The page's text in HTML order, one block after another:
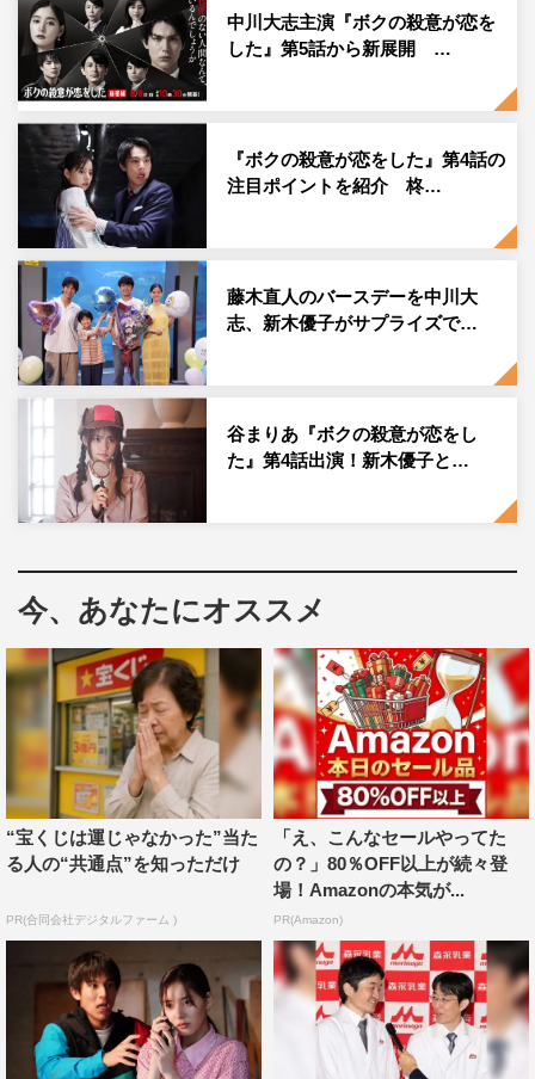
まう、殺意と恋が入り混じるスリリング・ラブコメディ。
ボイス付きLINEスタンプには、柊（中川）の胸キュンせ
りふ「俺から目を離さないで！」のほか、柊と葵（新木優
子）の「約束だよ！」スタンプ、“デスプリンス”こと流星
（鈴木伸之）の「ビューティフル」「おやすみ、デス」の
スタンプなど、ドラマで登場した名ぜりふが勢ぞろい。
他にも、丈一郎（藤木直人）、千景（田中みな実）、風岡
（中尾明慶）、詩織（水野美紀）といったクセの強いキャ
ラクターたちのスタンプもラインナップされている。
『ボクの殺意が恋をした』ボイス付きLINEスタンプ
利用料金：250円（税込み）、もしくは100コイン
（Android端末、iOS端末のみ）
1セット数：ボイス付き24点セット
提供開始日：2021年8月12日（木）
『ボクの殺意が恋をした』
毎週日曜 後10・30～11・25
ボクの殺意が恋をした 中尾明慶
中川大志 新木優子 水野美紀
田中みな実 藤木直人 鈴木伸之
中川大志主演『ボクの殺意が恋を
した』第5話から新展開 …
『ボクの殺意が恋をした』第4話の
注目ポイントを紹介 柊…
藤木直人のバースデーを中川大
志、新木優子がサプライズで…
谷まりあ『ボクの殺意が恋をし
た』第4話出演！新木優子と…
今、あなたにオススメ
“宝くじは運じゃなかった”当た
る人の“共通点”を知っただけ
PR(合同会社デジタルファーム )
「え、こんなセールやってた
の？」80％OFF以上が続々登
場！Amazonの本気が...
PR(Amazon)